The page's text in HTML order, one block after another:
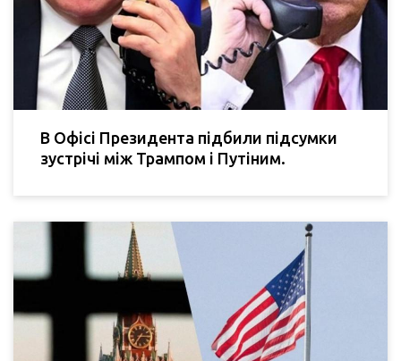
В Офісі Президента підбили підсумки
зустрічі між Трампом і Путіним.